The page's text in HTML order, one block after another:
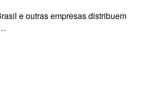
e outras empresas distribuem